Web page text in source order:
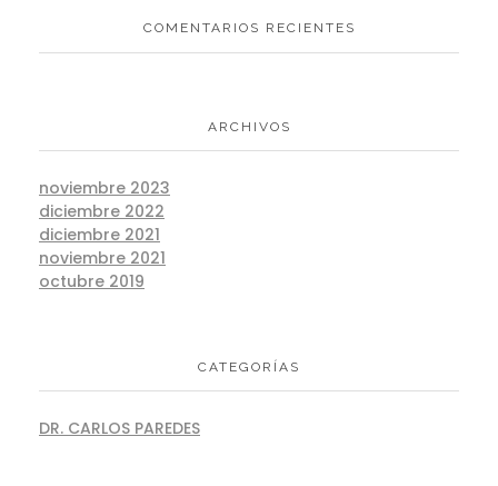
COMENTARIOS RECIENTES
ARCHIVOS
noviembre 2023
diciembre 2022
diciembre 2021
noviembre 2021
octubre 2019
CATEGORÍAS
DR. CARLOS PAREDES